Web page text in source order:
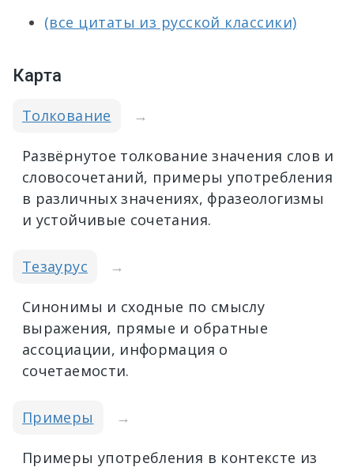
(все цитаты из русской классики)
Карта
Толкование →
Развёрнутое толкование значения слов и
словосочетаний, примеры употребления
в различных значениях, фразеологизмы
и устойчивые сочетания.
Тезаурус →
Синонимы и сходные по смыслу
выражения, прямые и обратные
ассоциации, информация о
сочетаемости.
Примеры →
Примеры употребления в контексте из